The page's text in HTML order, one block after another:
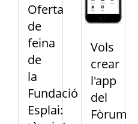
Oferta
de
feina
de
la
Fundació
Esplai:
Vols
crear
l'app
del
Fòrum